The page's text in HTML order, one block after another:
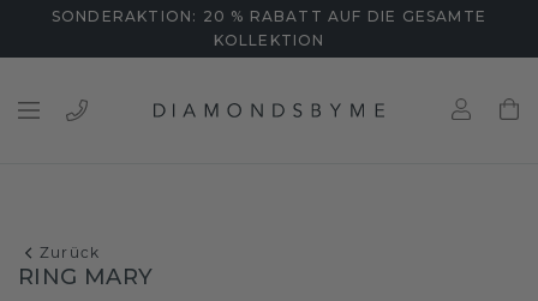
SONDERAKTION: 20 % RABATT AUF DIE GESAMTE
KOLLEKTION
Zurück
RING MARY